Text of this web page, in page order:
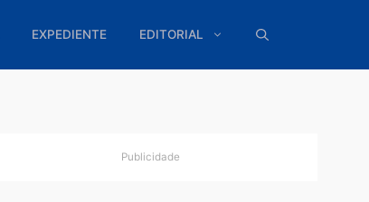
POLÍCIA EXPEDIENTE EDITORIAL